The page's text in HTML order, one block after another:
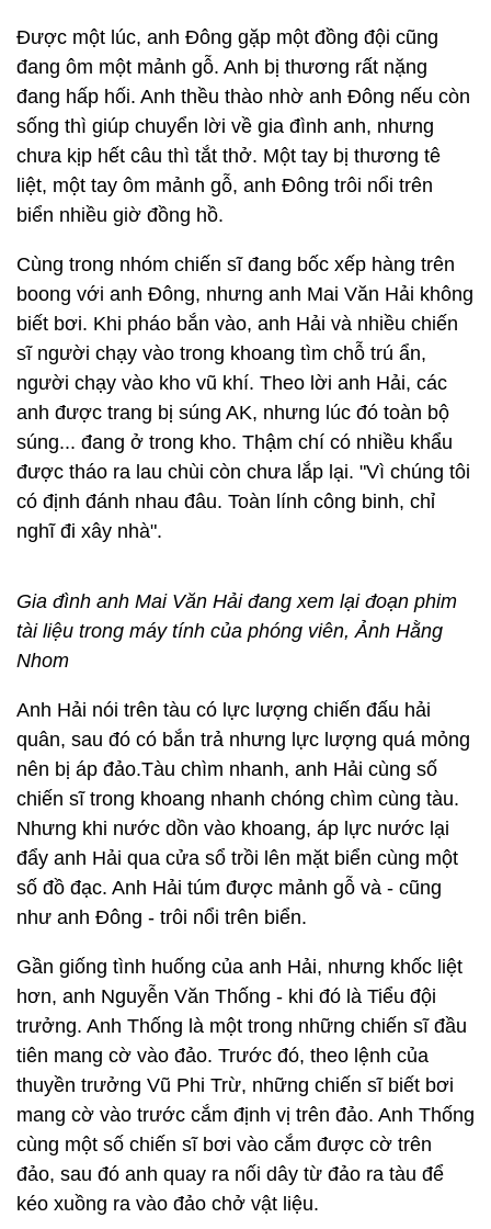
Được một lúc, anh Đông gặp một đồng đội cũng
đang ôm một mảnh gỗ. Anh bị thương rất nặng
đang hấp hối. Anh thều thào nhờ anh Đông nếu còn
sống thì giúp chuyển lời về gia đình anh, nhưng
chưa kịp hết câu thì tắt thở. Một tay bị thương tê
liệt, một tay ôm mảnh gỗ, anh Đông trôi nổi trên
biển nhiều giờ đồng hồ.
Cùng trong nhóm chiến sĩ đang bốc xếp hàng trên
boong với anh Đông, nhưng anh Mai Văn Hải không
biết bơi. Khi pháo bắn vào, anh Hải và nhiều chiến
sĩ người chạy vào trong khoang tìm chỗ trú ẩn,
người chạy vào kho vũ khí. Theo lời anh Hải, các
anh được trang bị súng AK, nhưng lúc đó toàn bộ
súng... đang ở trong kho. Thậm chí có nhiều khẩu
được tháo ra lau chùi còn chưa lắp lại. "Vì chúng tôi
có định đánh nhau đâu. Toàn lính công binh, chỉ
nghĩ đi xây nhà".
Gia đình anh Mai Văn Hải đang xem lại đoạn phim
tài liệu trong máy tính của phóng viên, Ảnh Hằng
Nhom
Anh Hải nói trên tàu có lực lượng chiến đấu hải
quân, sau đó có bắn trả nhưng lực lượng quá mỏng
nên bị áp đảo.Tàu chìm nhanh, anh Hải cùng số
chiến sĩ trong khoang nhanh chóng chìm cùng tàu.
Nhưng khi nước dồn vào khoang, áp lực nước lại
đẩy anh Hải qua cửa sổ trồi lên mặt biển cùng một
số đồ đạc. Anh Hải túm được mảnh gỗ và - cũng
như anh Đông - trôi nổi trên biển.
Gần giống tình huống của anh Hải, nhưng khốc liệt
hơn, anh Nguyễn Văn Thống - khi đó là Tiểu đội
trưởng. Anh Thống là một trong những chiến sĩ đầu
tiên mang cờ vào đảo. Trước đó, theo lệnh của
thuyền trưởng Vũ Phi Trừ, những chiến sĩ biết bơi
mang cờ vào trước cắm định vị trên đảo. Anh Thống
cùng một số chiến sĩ bơi vào cắm được cờ trên
đảo, sau đó anh quay ra nối dây từ đảo ra tàu để
kéo xuồng ra vào đảo chở vật liệu.